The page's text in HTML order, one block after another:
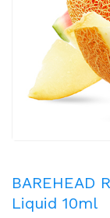
BAREHEAD
Liquid 10ml